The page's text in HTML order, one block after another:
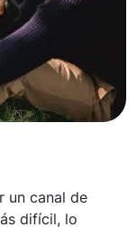
un canal de
difícil, lo